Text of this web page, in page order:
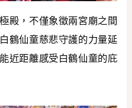
殿，不僅象徵兩宮廟之間
鶴仙童慈悲守護的力量延
近距離感受白鶴仙童的庇